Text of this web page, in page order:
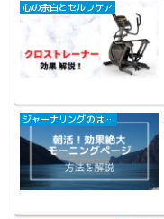
心の余白とセルフケア
ジャーナリングのはじめ方